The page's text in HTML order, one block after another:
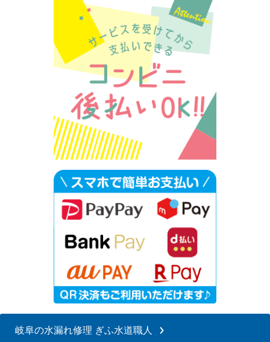
岐阜の水漏れ修理 ぎふ水道職人